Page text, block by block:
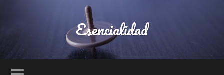
Esencialidad